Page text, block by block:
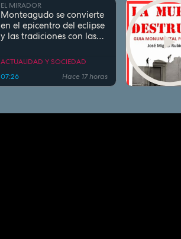
EL MIRADOR
Monteagudo se convierte
en el epicentro del eclipse
y las tradiciones con las
ACTUALIDAD Y SOCIEDAD
07:26
Hace 17 horas